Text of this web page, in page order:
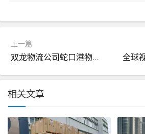
上一篇
双龙物流公司蛇口港物流货运部电话
相关文章